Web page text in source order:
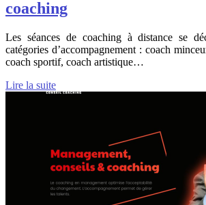
coaching
Les séances de coaching à distance se
catégories d’accompagnement : coach
coach sportif, coach artistique…
Lire la suite